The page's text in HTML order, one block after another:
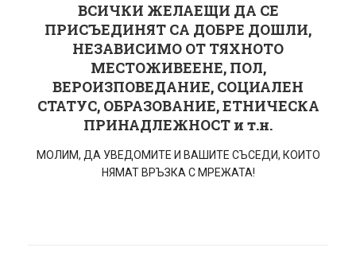
ВСИЧКИ ЖЕЛАЕЩИ ДА СЕ
ПРИСЪЕДИНЯТ СА ДОБРЕ ДОШЛИ,
НЕЗАВИСИМО ОТ ТЯХНОТО
МЕСТОЖИВЕЕНЕ, ПОЛ,
ВЕРОИЗПОВЕДАНИЕ, СОЦИАЛЕН
СТАТУС, ОБРАЗОВАНИЕ, ЕТНИЧЕСКА
ПРИНАДЛЕЖНОСТ и т.н.
МОЛИМ, ДА УВЕДОМИТЕ И ВАШИТЕ СЪСЕДИ, КОИТО
НЯМАТ ВРЪЗКА С МРЕЖАТА!